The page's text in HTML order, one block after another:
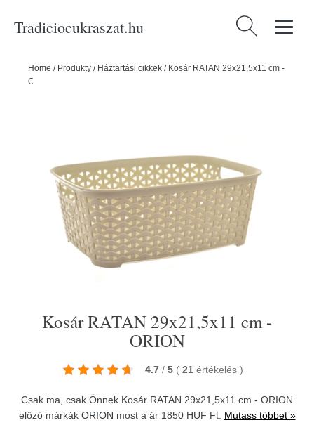
Tradiciocukraszat.hu Keresés:
Home / Produkty / Háztartási cikkek / Kosár RATAN 29x21,5x11 cm -
ORION
Kosár RATAN 29x21,5x11 cm -
ORION
4.7 / 5 ( 21 értékelés )
Csak ma, csak Önnek Kosár RATAN 29x21,5x11 cm - ORION
előző márkák ORION most a ár 1850 HUF Ft. Mutass többet »